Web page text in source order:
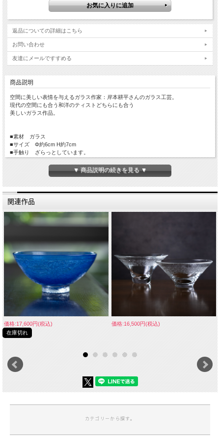
返品についての詳細はこちら
お問い合わせ
友達にメールですすめる
商品説明
空間に美しい表情を与えるガラス作家：岸本耕平さんのガラス工芸。
現代の空間にも合う和洋のティストどちらにも合う
美しいガラス作品。
■素材 ガラス
■サイズ Φ約6cm H約7cm
■手触り ざらっとしています。
■重量 約145g
■生産国 Made in Japan
■備考 食器洗浄機 × 耐熱約40度まで 電子レンジ×
▼ 商品説明の続きを見る ▼
関連作品
価格:17,600円(税込)
在庫切れ
価格:16,500円(税込)
カテゴリーから探す。